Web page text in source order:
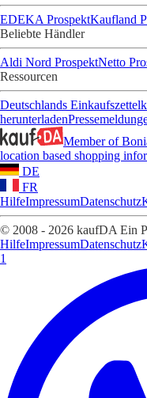
EDEKA ProspektKaufland
Beliebte Händler
Aldi Nord ProspektNetto
Ressourcen
Deutschlands Einkaufszettel
herunterladen
Member of
location based shopping
DE
FR
HilfeImpressumDatenschutz
© 2008 - 2026 kaufDA Ein
HilfeImpressumDatenschutz
1